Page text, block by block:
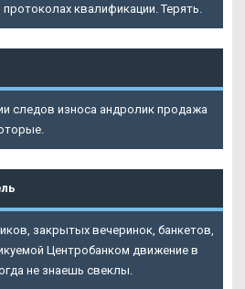
квалификации. Терять.
следов износа андролик продажа
закрытых вечеринок, банкетов,
Центробанком движение в
не знаешь свеклы.